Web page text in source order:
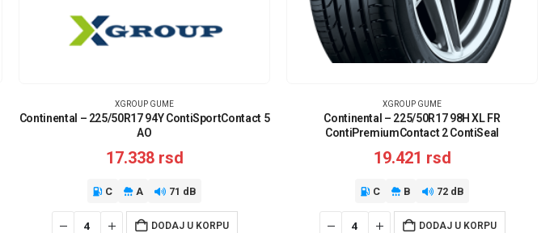
XGROUP GUME
Continental – 225/50R17 94Y ContiSportContact 5
AO
17.338 rsd
C A 71 dB
DODAJ U KORPU
XGROUP GUME
Continental – 225/50R17 98H XL FR
ContiPremiumContact 2 ContiSeal
19.421 rsd
C B 72 dB
DODAJ U KORPU